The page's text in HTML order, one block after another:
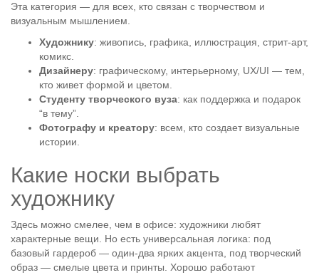
Эта категория — для всех, кто связан с творчеством и
визуальным мышлением.
Художнику: живопись, графика, иллюстрация, стрит-арт,
комикс.
Дизайнеру: графическому, интерьерному, UX/UI — тем,
кто живет формой и цветом.
Студенту творческого вуза: как поддержка и подарок
“в тему”.
Фотографу и креатору: всем, кто создает визуальные
истории.
Какие носки выбрать
художнику
Здесь можно смелее, чем в офисе: художники любят
характерные вещи. Но есть универсальная логика: под
базовый гардероб — один-два ярких акцента, под творческий
образ — смелые цвета и принты. Хорошо работают